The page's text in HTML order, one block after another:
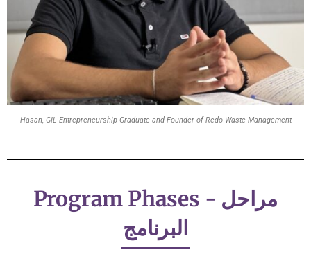
Hasan, GIL Entrepreneurship Graduate and Founder of Redo Waste Management
Program Phases - مراحل